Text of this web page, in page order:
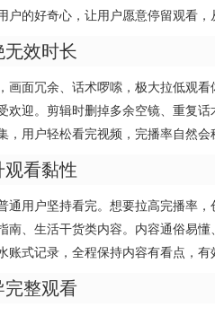
的好奇心，让用户愿意停留观看，
效时长
画面冗余、话术啰嗦，极大拉低观看
欢迎。剪辑时删掉多余空镜、重复
用户轻松看完视频，完播率自然会
观看黏性
通用户坚持看完。想要拉高完播率
南、生活干货类内容。内容通俗易
式记录，全程保持内容有看点，有
完整观看